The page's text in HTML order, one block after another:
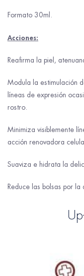
Formato 30ml.
Acciones:
Reafirma la piel,
Modula la estimulación
líneas de expresión
rostro.
Minimiza visiblemente
acción renovadora
Suaviza e hidrata la
Reduce las bolsas por